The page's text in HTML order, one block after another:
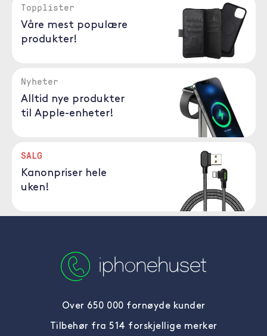
Topplister
Våre mest populære
produkter!
Nyheter
Alltid nye produkter
til Apple-enheter!
SALG
Kanonpriser hele
uken!
Over 650 000 fornøyde kunder
Tilbehør fra 514 forskjellige merker